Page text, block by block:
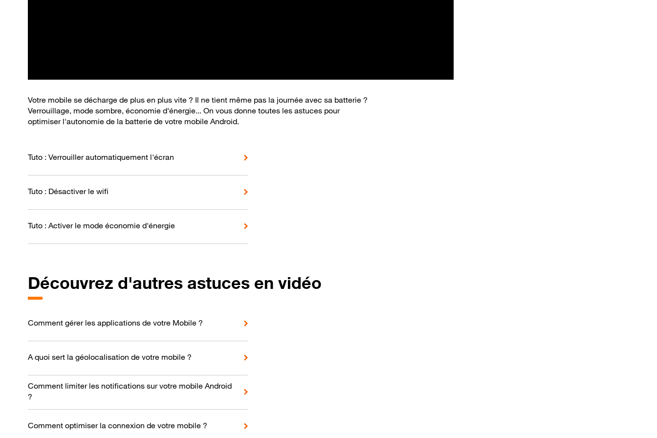
Votre mobile se décharge de plus en plus vite ? Il ne tient même pas la journée avec sa batterie ?
Verrouillage, mode sombre, économie d'énergie... On vous donne toutes les astuces pour
optimiser l'autonomie de la batterie de votre mobile Android.
Tuto : Verrouiller automatiquement l'écran
Tuto : Désactiver le wifi
Tuto : Activer le mode économie d'énergie
Découvrez d'autres astuces en vidéo
Comment gérer les applications de votre Mobile ?
A quoi sert la géolocalisation de votre mobile ?
Comment limiter les notifications sur votre mobile Android
?
Comment optimiser la connexion de votre mobile ?